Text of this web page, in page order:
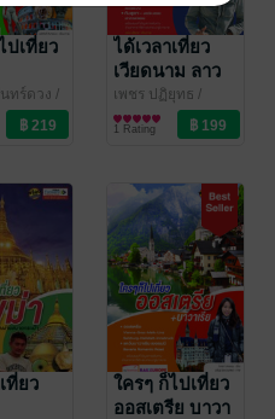
ปเที่ยว
ทร์ดวง /
อร์เวิร์ด
ได้เวลาเที่ยว
เวียดนาม ลาว
นครวัด
เพชร ปฏิยุทธ /
สำนักพิมพ์ฟอร์เวิร์ด
ท่องเที่ยว
1 Rating
ที่ยว
ใครๆ ก็ไปเที่ยว
ออสเตรีย บาวา